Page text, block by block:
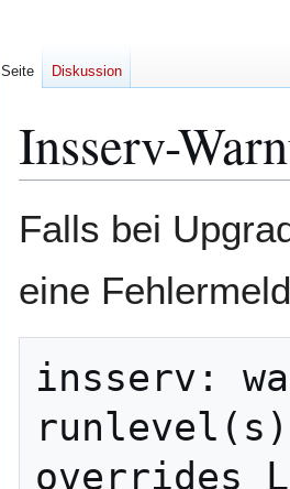
Insserv-
Navigation
Suche
Falls bei
eine
insserv:
Seite Diskussion